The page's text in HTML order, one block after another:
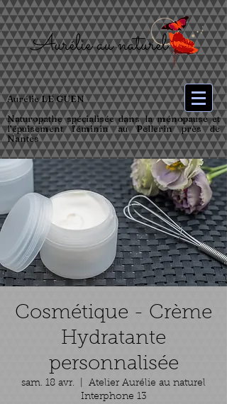
Aurélie LE GUEN
Naturopathe spécialisée dans la ménopause et
l’épuisement féminin au Pellerin près de
Nantes
Cosmétique - Crème
Hydratante
personnalisée
sam. 18 avr.
Atelier Aurélie au naturel
Interphone 13